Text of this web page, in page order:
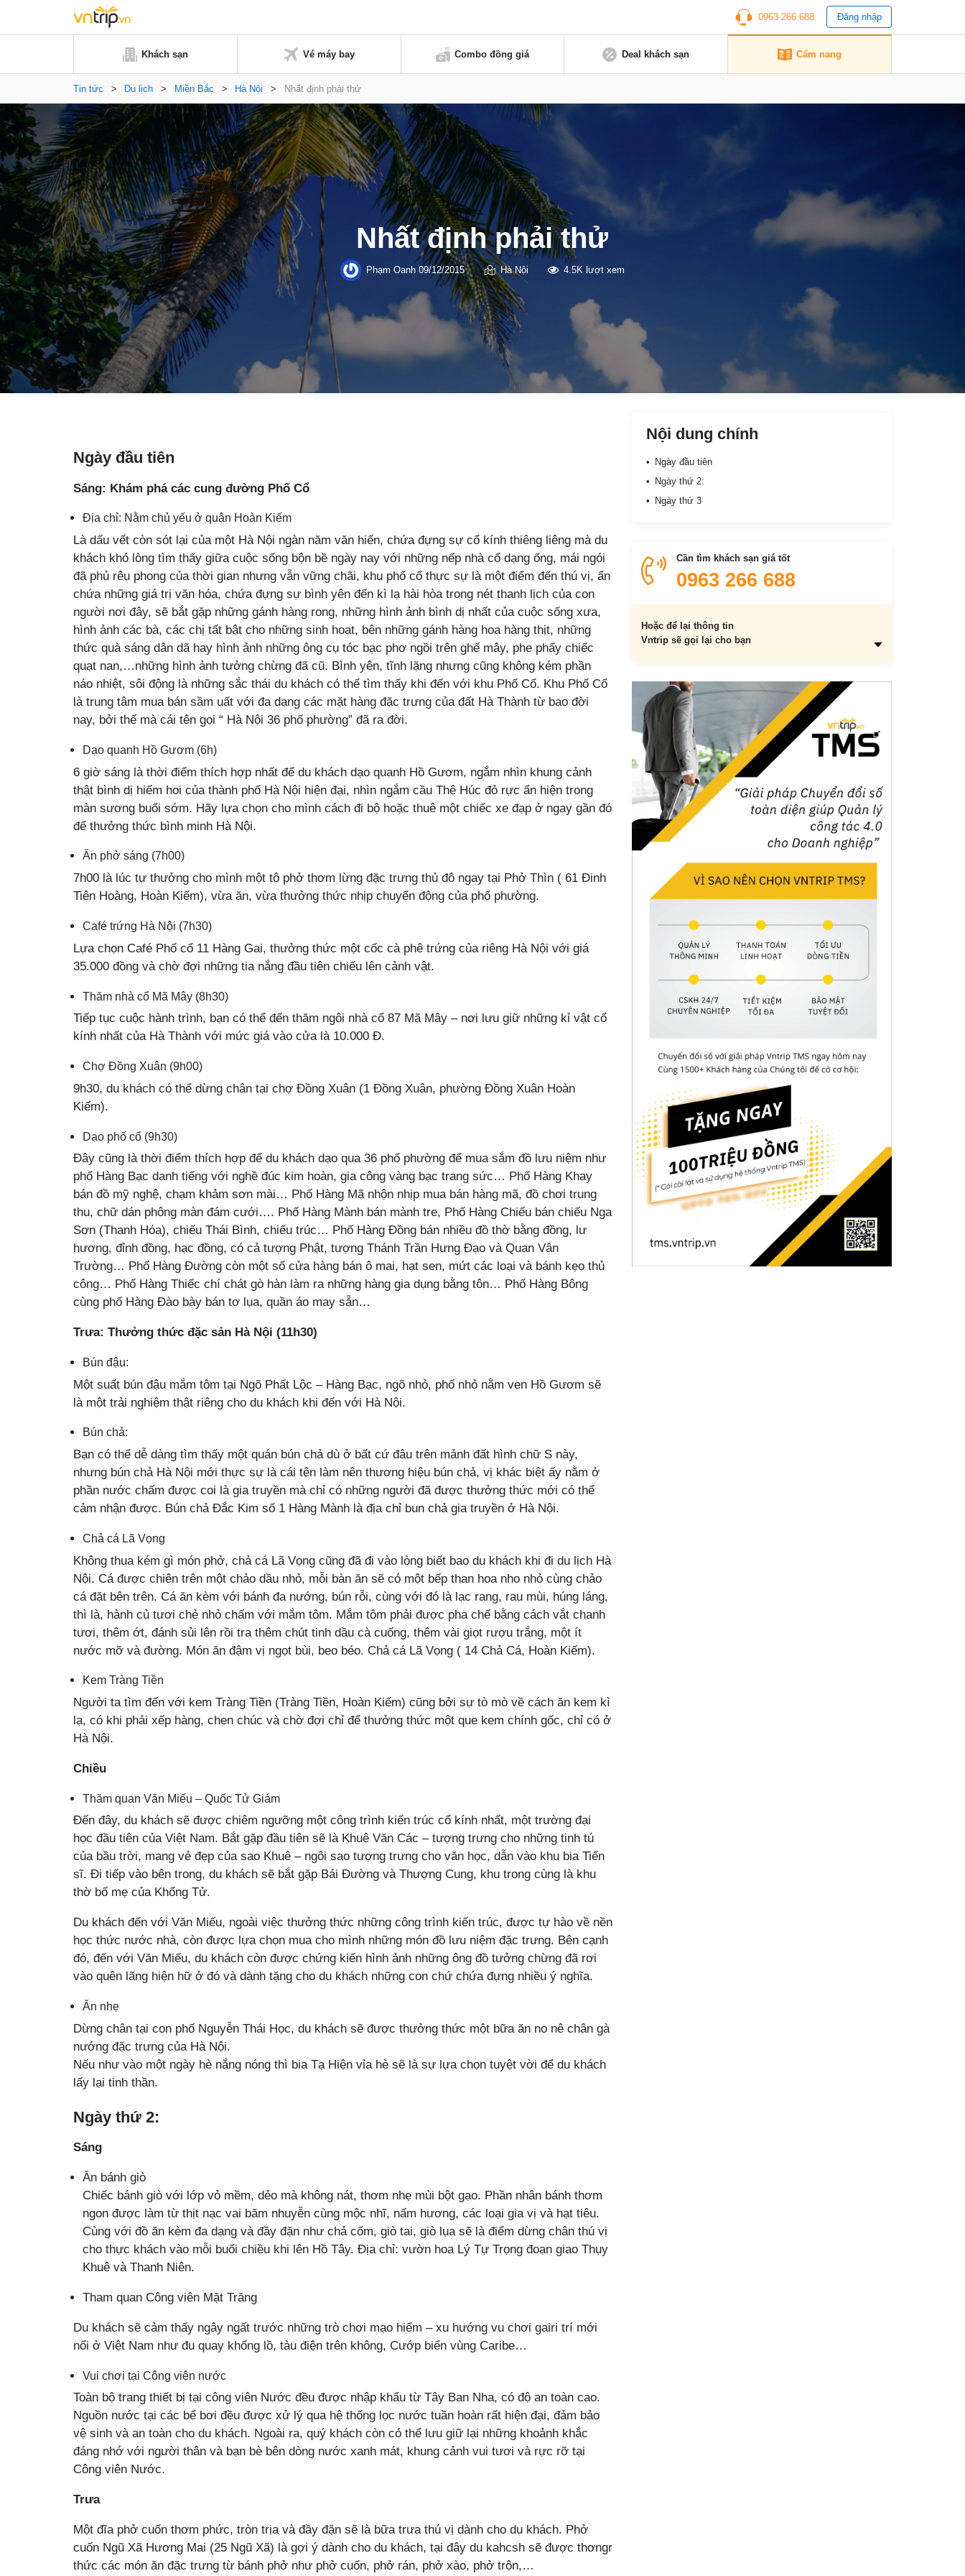
0963 266 688 Đăng nhập
Khách sạn Vé máy bay Combo đồng giá Deal khách sạn Cẩm nang
Tin tức > Du lịch > Miền Bắc > Hà Nội > Nhất định phải thử
Nhất định phải thử
Phạm Oanh 09/12/2015 Hà Nội 4.5K lượt xem
Ngày đầu tiên
Sáng: Khám phá các cung đường Phố Cổ
Địa chỉ: Nằm chủ yếu ở quận Hoàn Kiếm
Là dấu vết còn sót lại của một Hà Nội ngàn năm văn hiến, chứa đựng sự cổ kính thiêng liêng mà du
khách khó lòng tìm thấy giữa cuộc sống bộn bề ngày nay với những nếp nhà cổ dạng ống, mái ngói
đã phủ rêu phong của thời gian nhưng vẫn vững chãi, khu phố cổ thực sự là một điểm đến thú vị, ẩn
chứa những giá trị văn hóa, chứa đựng sự bình yên đến kì lạ hài hòa trong nét thanh lịch của con
người nơi đây, sẽ bắt gặp những gánh hàng rong, những hình ảnh bình dị nhất của cuộc sống xưa,
hình ảnh các bà, các chị tất bật cho những sinh hoạt, bên những gánh hàng hoa hàng thịt, những
thức quà sáng dân dã hay hình ảnh những ông cụ tóc bạc phơ ngồi trên ghế mây, phe phẩy chiếc
quạt nan,…những hình ảnh tưởng chừng đã cũ. Bình yên, tĩnh lặng nhưng cũng không kém phần
náo nhiệt, sôi động là những sắc thái du khách có thể tìm thấy khi đến với khu Phố Cổ. Khu Phố Cổ
là trung tâm mua bán sầm uất với đa dạng các mặt hàng đặc trưng của đất Hà Thành từ bao đời
nay, bởi thế mà cái tên gọi “ Hà Nội 36 phố phường” đã ra đời.
Dạo quanh Hồ Gươm (6h)
6 giờ sáng là thời điểm thích hợp nhất để du khách dạo quanh Hồ Gươm, ngắm nhìn khung cảnh
thật bình dị hiếm hoi của thành phố Hà Nội hiện đại, nhìn ngắm cầu Thê Húc đỏ rực ẩn hiện trong
màn sương buổi sớm. Hãy lựa chọn cho mình cách đi bộ hoặc thuê một chiếc xe đạp ở ngay gần đó
để thưởng thức bình minh Hà Nội.
Ăn phở sáng (7h00)
7h00 là lúc tự thưởng cho mình một tô phở thơm lừng đặc trưng thủ đô ngay tại Phở Thìn ( 61 Đinh
Tiên Hoàng, Hoàn Kiếm), vừa ăn, vừa thưởng thức nhịp chuyển động của phố phường.
Café trứng Hà Nội (7h30)
Lựa chọn Café Phố cổ 11 Hàng Gai, thưởng thức một cốc cà phê trứng của riêng Hà Nội với giá
35.000 đồng và chờ đợi những tia nắng đầu tiên chiếu lên cảnh vật.
Thăm nhà cổ Mã Mây (8h30)
Tiếp tục cuộc hành trình, bạn có thể đến thăm ngôi nhà cổ 87 Mã Mây – nơi lưu giữ những kỉ vật cổ
kính nhất của Hà Thành với mức giá vào cửa là 10.000 Đ.
Chợ Đồng Xuân (9h00)
9h30, du khách có thể dừng chân tại chợ Đồng Xuân (1 Đồng Xuân, phường Đồng Xuân Hoàn
Kiếm).
Dạo phố cổ (9h30)
Đây cũng là thời điểm thích hợp để du khách dạo qua 36 phố phường để mua sắm đồ lưu niệm như
phố Hàng Bạc danh tiếng với nghề đúc kim hoàn, gia công vàng bạc trang sức… Phố Hàng Khay
bán đồ mỹ nghệ, chạm khảm sơn mài… Phố Hàng Mã nhộn nhịp mua bán hàng mã, đồ chơi trung
thu, chữ dán phông màn đám cưới…. Phố Hàng Mành bán mành tre, Phố Hàng Chiếu bán chiếu Nga
Sơn (Thanh Hóa), chiếu Thái Bình, chiếu trúc… Phố Hàng Đồng bán nhiều đồ thờ bằng đồng, lư
hương, đỉnh đồng, hạc đồng, có cả tượng Phật, tượng Thánh Trần Hưng Đạo và Quan Vân
Trường… Phố Hàng Đường còn một số cửa hàng bán ô mai, hạt sen, mứt các loại và bánh kẹo thủ
công… Phố Hàng Thiếc chí chát gò hàn làm ra những hàng gia dụng bằng tôn… Phố Hàng Bông
cùng phố Hàng Đào bày bán tơ lụa, quần áo may sẵn…
Trưa: Thưởng thức đặc sản Hà Nội (11h30)
Bún đậu:
Một suất bún đậu mắm tôm tại Ngõ Phất Lộc – Hàng Bạc, ngõ nhỏ, phố nhỏ nằm ven Hồ Gươm sẽ
là một trải nghiệm thật riêng cho du khách khi đến với Hà Nội.
Bún chả:
Bạn có thể dễ dàng tìm thấy một quán bún chả dù ở bất cứ đâu trên mảnh đất hình chữ S này,
nhưng bún chả Hà Nội mới thực sự là cái tên làm nên thương hiệu bún chả, vị khác biệt ấy nằm ở
phần nước chấm được coi là gia truyền mà chỉ có những người đã được thưởng thức mới có thể
cảm nhận được. Bún chả Đắc Kim số 1 Hàng Mành là địa chỉ bun chả gia truyền ở Hà Nội.
Chả cá Lã Vọng
Không thua kém gì món phở, chả cá Lã Vọng cũng đã đi vào lòng biết bao du khách khi đi du lịch Hà
Nội. Cá được chiên trên một chảo dầu nhỏ, mỗi bàn ăn sẽ có một bếp than hoa nho nhỏ cùng chảo
cá đặt bên trên. Cá ăn kèm với bánh đa nướng, bún rỗi, cùng với đó là lạc rang, rau mùi, húng láng,
thì là, hành củ tươi chẻ nhỏ chấm với mắm tôm. Mắm tôm phải được pha chế bằng cách vắt chanh
tươi, thêm ớt, đánh sủi lên rồi tra thêm chút tinh dầu cà cuống, thêm vài giọt rượu trắng, một ít
nước mỡ và đường. Món ăn đậm vị ngọt bùi, beo béo. Chả cá Lã Vọng ( 14 Chả Cá, Hoàn Kiếm).
Kem Tràng Tiền
Người ta tìm đến với kem Tràng Tiền (Tràng Tiền, Hoàn Kiếm) cũng bởi sự tò mò về cách ăn kem kì
lạ, có khi phải xếp hàng, chen chúc và chờ đợi chỉ để thưởng thức một que kem chính gốc, chỉ có ở
Hà Nội.
Chiều
Thăm quan Văn Miếu – Quốc Tử Giám
Đến đây, du khách sẽ được chiêm ngưỡng một công trình kiến trúc cổ kính nhất, một trường đại
học đầu tiên của Việt Nam. Bắt gặp đầu tiên sẽ là Khuê Văn Các – tượng trưng cho những tinh tú
của bầu trời, mang vẻ đẹp của sao Khuê – ngôi sao tượng trưng cho văn học, dẫn vào khu bia Tiến
sĩ. Đi tiếp vào bên trong, du khách sẽ bắt gặp Bái Đường và Thượng Cung, khu trong cùng là khu
thờ bố mẹ của Khổng Tử.
Du khách đến với Văn Miếu, ngoài việc thưởng thức những công trình kiến trúc, được tự hào về nền
học thức nước nhà, còn được lựa chọn mua cho mình những món đồ lưu niệm đặc trưng. Bên cạnh
đó, đến với Văn Miếu, du khách còn được chứng kiến hình ảnh những ông đồ tưởng chừng đã rơi
vào quên lãng hiện hữ ở đó và dành tặng cho du khách những con chứ chứa đựng nhiều ý nghĩa.
Ăn nhẹ
Dừng chân tại con phố Nguyễn Thái Học, du khách sẽ được thưởng thức một bữa ăn no nê chân gà
nướng đặc trưng của Hà Nội.
Nếu như vào một ngày hè nắng nóng thì bia Tạ Hiện vỉa hè sẽ là sự lựa chọn tuyệt vời để du khách
lấy lại tinh thần.
Ngày thứ 2:
Sáng
Ăn bánh giò
Chiếc bánh giò với lớp vỏ mềm, dẻo mà không nát, thơm nhẹ mùi bột gạo. Phần nhân bánh thơm
ngon được làm từ thịt nạc vai băm nhuyễn cùng mộc nhĩ, nấm hương, các loại gia vị và hạt tiêu.
Cùng với đồ ăn kèm đa dạng và đầy đặn như chả cốm, giò tai, giò lụa sẽ là điểm dừng chân thú vị
cho thực khách vào mỗi buổi chiều khi lên Hồ Tây. Địa chỉ: vườn hoa Lý Tự Trọng đoạn giao Thụy
Khuê và Thanh Niên.
Tham quan Công viên Mặt Trăng
Du khách sẽ cảm thấy ngây ngất trước những trò chơi mạo hiểm – xu hướng vu chơi gairi trí mới
nổi ở Việt Nam như đu quay khổng lồ, tàu điện trên không, Cướp biển vùng Caribe…
Vui chơi tại Công viên nước
Toàn bộ trang thiết bị tại công viên Nước đều được nhập khẩu từ Tây Ban Nha, có độ an toàn cao.
Nguồn nước tại các bể bơi đều được xử lý qua hệ thống lọc nước tuần hoàn rất hiện đại, đảm bảo
vệ sinh và an toàn cho du khách. Ngoài ra, quý khách còn có thể lưu giữ lại những khoảnh khắc
đáng nhớ với người thân và bạn bè bên dòng nước xanh mát, khung cảnh vui tươi và rực rỡ tại
Công viên Nước.
Trưa
Một đĩa phở cuốn thơm phức, tròn trịa và đầy đặn sẽ là bữa trưa thú vị dành cho du khách. Phở
cuốn Ngũ Xã Hương Mai (25 Ngũ Xã) là gợi ý dành cho du khách, tại đây du kahcsh sẽ được thơngr
thức các món ăn đặc trưng từ bánh phở như phở cuốn, phở rán, phở xào, phở trộn,…
Nội dung chính
Ngày đầu tiên
Ngày thứ 2:
Ngày thứ 3
Cần tìm khách sạn giá tốt
0963 266 688
Hoặc để lại thông tin
Vntrip sẽ gọi lại cho bạn